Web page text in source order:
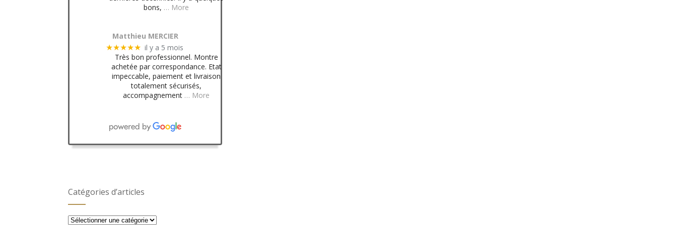
bons, … More
Matthieu MERCIER
★★★★★ il y a 5 mois
Très bon professionnel. Montre
achetée par correspondance. Etat
impeccable, paiement et livraison
totalement sécurisés,
accompagnement … More
Catégories d’articles
Catégories